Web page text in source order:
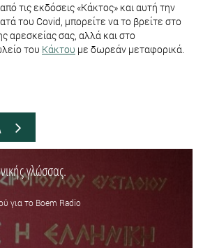
τις εκδόσεις «Κάκτος» και αυτή την
του Covid, μπορείτε να το βρείτε στο
αρεσκείας σας, αλλά και στο
του Κάκτου με δωρεάν μεταφορικά.
γλώσσας.
για το Boem Radio